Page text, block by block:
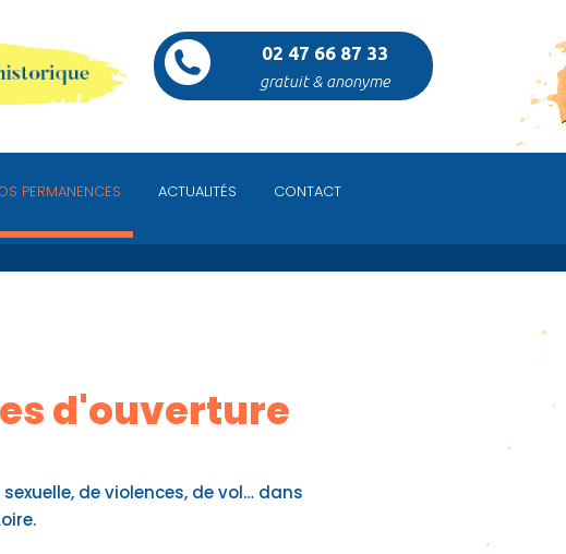
02 47 66 87 33
gratuit & anonyme
PERMANENCES ACTUALITÉS CONTACT
d'ouverture
de violences, de vol… dans